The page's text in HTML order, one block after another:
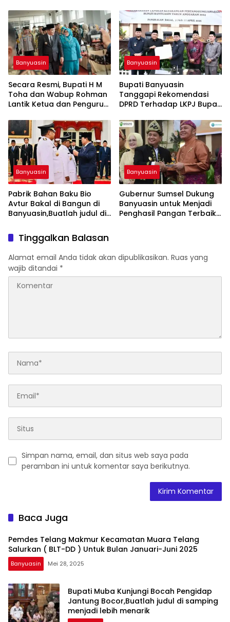
menarik
Banyuasin
Secara Resmi, Bupati H M
Toha dan Wabup Rohman
Lantik Ketua dan Pengurus
2025,Buatlah judul di
samping menjadi lebih
menarik
Banyuasin
Bupati Banyuasin
Tanggapi Rekomendasi
DPRD Terhadap LKPJ Bupati
samping menjadi lebih
menarik
Banyuasin
Pabrik Bahan Baku Bio
Avtur Bakal di Bangun di
Banyuasin,Buatlah judul di
menarik
Banyuasin
Gubernur Sumsel Dukung
Banyuasin untuk Menjadi
Penghasil Pangan Terbaik
Tinggalkan Balasan
Alamat email Anda tidak akan dipublikasikan. Ruas yang
wajib ditandai *
Simpan nama, email, dan situs web saya pada
peramban ini untuk komentar saya berikutnya.
Baca Juga
Pemdes Telang Makmur Kecamatan Muara Telang
Salurkan ( BLT-DD ) Untuk Bulan Januari-Juni 2025
Banyuasin Mei 28, 2025
Bupati Muba Kunjungi Bocah Pengidap
Jantung Bocor,Buatlah judul di samping
menjadi lebih menarik